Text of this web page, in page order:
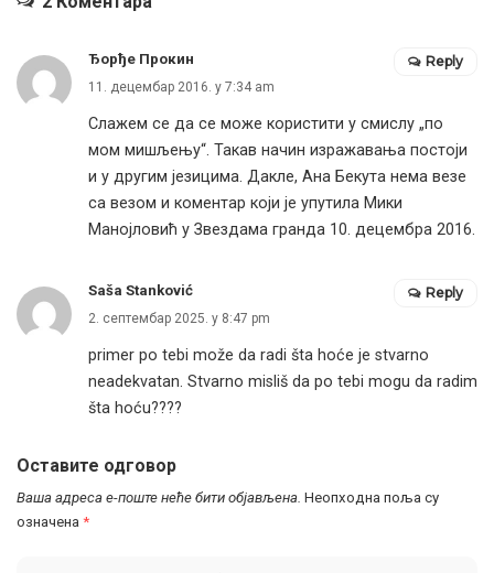
Ђорђе Прокин
11. децембар 2016. у 7:34 am
Слажем се да се може користити у смислу „по
мом мишљењу“. Такав начин изражавања постоји
и у другим језицима. Дакле, Ана Бекута нема везе
са везом и коментар који је упутила Мики
Манојловић у Звездама гранда 10. децембра 2016.
Reply
Saša Stanković
2. септембар 2025. у 8:47 pm
primer po tebi može da radi šta hoće je stvarno
neadekvatan. Stvarno misliš da po tebi mogu da radim
šta hoću????
Reply
Оставите одговор
Ваша адреса е-поште неће бити објављена. Неопходна поља су
означена *